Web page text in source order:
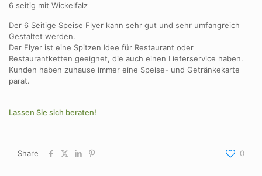
6 seitig mit Wickelfalz
Der 6 Seitige Speise Flyer kann sehr gut und sehr umfangreich
Gestaltet werden.
Der Flyer ist eine Spitzen Idee für Restaurant oder
Restaurantketten geeignet, die auch einen Lieferservice haben.
Kunden haben zuhause immer eine Speise- und Getränkekarte
parat.
Lassen Sie sich beraten!
Share 0